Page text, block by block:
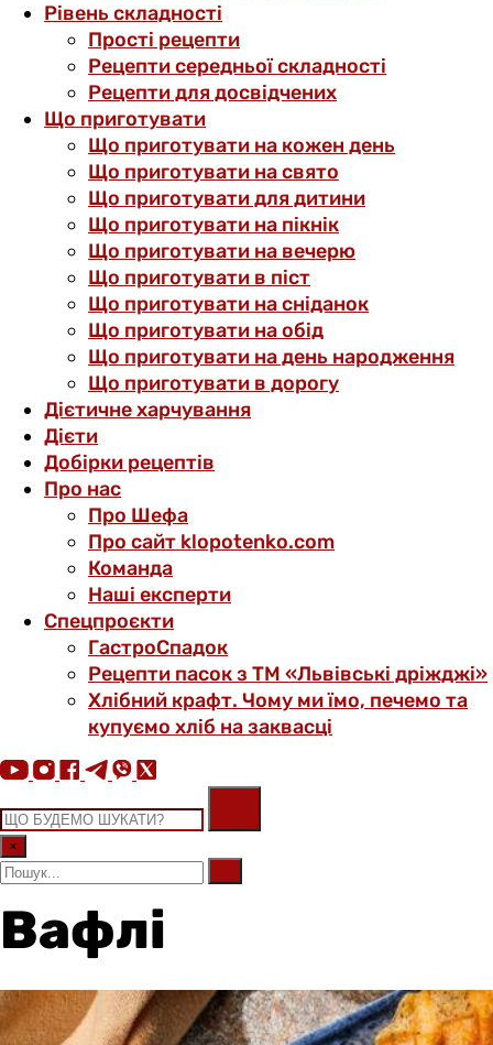
Рівень складності
Прості рецепти
Рецепти середньої складності
Рецепти для досвідчених
Що приготувати
Що приготувати на кожен день
Що приготувати на свято
Що приготувати для дитини
Що приготувати на пікнік
Що приготувати на вечерю
Що приготувати в піст
Що приготувати на сніданок
Що приготувати на обід
Що приготувати на день народження
Що приготувати в дорогу
Дієтичне харчування
Дієти
Добірки рецептів
Про нас
Про Шефа
Про сайт klopotenko.com
Команда
Наші експерти
Спецпроєкти
ГастроСпадок
Рецепти пасок з ТМ «Львівські дріжджі»
Хлібний крафт. Чому ми їмо, печемо та
купуємо хліб на заквасці
×
Вафлі